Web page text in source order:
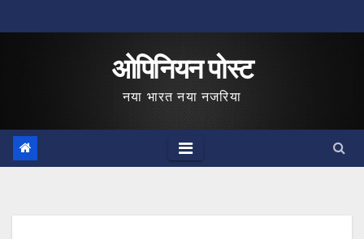
to
ओपिनियन पोस्ट
नया भारत नया नजरिया